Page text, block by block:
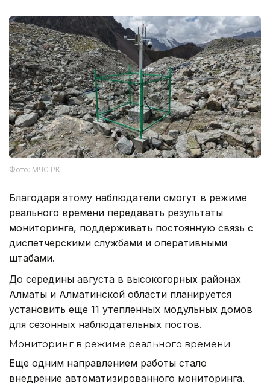
Фото: МЧС РК
Благодаря этому наблюдатели смогут в режиме
реального времени передавать результаты
мониторинга, поддерживать постоянную связь с
диспетчерскими службами и оперативными
штабами.
До середины августа в высокогорных районах
Алматы и Алматинской области планируется
установить еще 11 утепленных модульных домов
для сезонных наблюдательных постов.
Мониторинг в режиме реального времени
Еще одним направлением работы стало
внедрение автоматизированного мониторинга.